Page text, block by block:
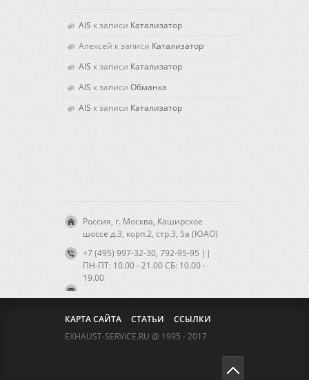
AIS к записи Катализатор
Алексей к записи Катализатор
AIS к записи Катализатор
AIS к записи Обманка
AIS к записи Катализатор
Россия, г. Москва, Каширское
шоссе д.3, корп.2, стр.3, 5а (ЮАО)
+7 (495) 997-32-30, 792-95-95 ||
ПН-ПТ: 10.00 - 21.00 CБ: 10.00 -
19.00
КАРТА САЙТА СТАТЬИ
ССЫЛКИ
EXHAUST-SERVICE.RU @ 1995 - 2017